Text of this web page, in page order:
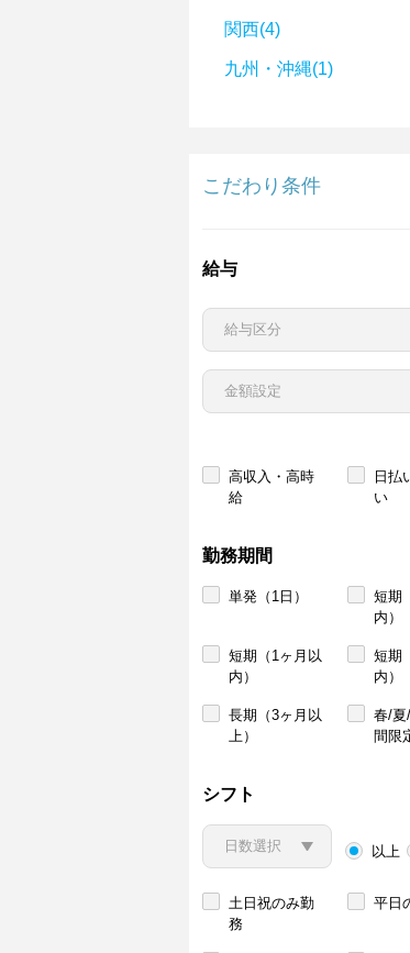
関西(4)
九州・沖縄(1)
こだわり条件
給与
高収入・高時
給
日払
い
勤務期間
単発（1日）
短期
内）
短期（1ヶ月以
内）
短期
内）
長期（3ヶ月以
上）
春/夏
間限
シフト
以上
土日祝のみ勤
務
平日